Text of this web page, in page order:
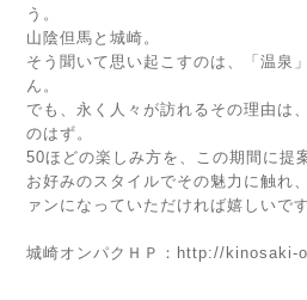
う。
山陰但馬と城崎。
そう聞いて思い起こすのは、「温泉
ん。
でも、永く人々が訪れるその理由は
のはず。
50ほどの楽しみ方を、この期間に提
お好みのスタイルでその魅力に触れ
ァンになっていただければ嬉しいです
城崎オンパクＨＰ： http://kinosaki-